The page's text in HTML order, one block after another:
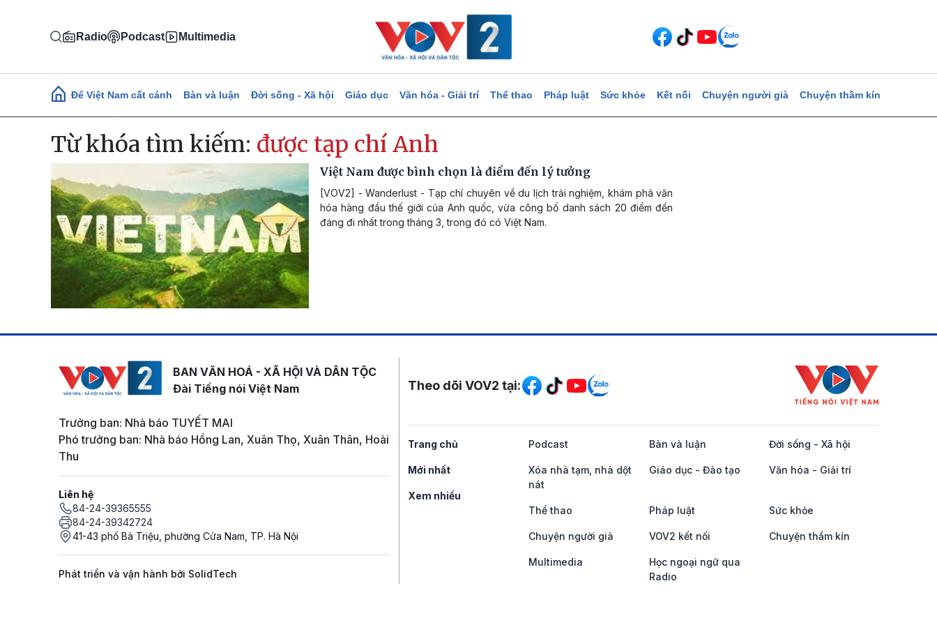
Radio Podcast Multimedia
Main navigation
Để Việt Nam cất cánh Bàn và luận Đời sống - Xã hội Giáo dục Văn hóa - Giải trí Thể thao Pháp luật Sức khỏe Kết nối Chuyện người già Chuyện thầm kín
Từ khóa tìm kiếm: được tạp chí Anh
Việt Nam được bình chọn là điểm đến lý tưởng
[VOV2] - Wanderlust - Tạp chí chuyên về du lịch trải nghiệm, khám phá văn
hóa hàng đầu thế giới của Anh quốc, vừa công bố danh sách 20 điểm đến
đáng đi nhất trong tháng 3, trong đó có Việt Nam.
BAN VĂN HOÁ - XÃ HỘI VÀ DÂN TỘC
Đài Tiếng nói Việt Nam
Trưởng ban: Nhà báo TUYẾT MAI
Phó trưởng ban: Nhà báo Hồng Lan, Xuân Thọ, Xuân Thân, Hoài
Thu
Liên hệ
84-24-39365555
84-24-39342724
41-43 phố Bà Triệu, phường Cửa Nam, TP. Hà Nội
Phát triển và vận hành bởi SolidTech
Mạng xã hội
Theo dõi VOV2 tại:
Trang chủ
Mới nhất
Xem nhiều
Podcast Bàn và luận Đời sống - Xã hội
Xóa nhà tạm, nhà dột
nát
Giáo dục - Đào tạo Văn hóa - Giải trí
Thể thao Pháp luật Sức khỏe
Chuyện người già VOV2 kết nối Chuyện thầm kín
Multimedia
Học ngoại ngữ qua
Radio